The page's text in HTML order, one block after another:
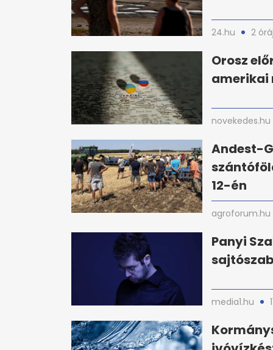
24.hu 2
Orosz
amerikai
novekedes.hu
Andest-
12-én
agroforum.hu
Panyi
media1.hu